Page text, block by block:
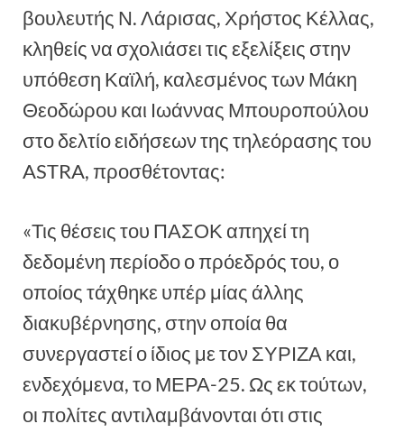
βουλευτής Ν. Λάρισας, Χρήστος Κέλλας,
κληθείς να σχολιάσει τις εξελίξεις στην
υπόθεση Καϊλή, καλεσμένος των Μάκη
Θεοδώρου και Ιωάννας Μπουροπούλου
στο δελτίο ειδήσεων της τηλεόρασης του
ASTRA, προσθέτοντας:
«Τις θέσεις του ΠΑΣΟΚ απηχεί τη
δεδομένη περίοδο ο πρόεδρός του, ο
οποίος τάχθηκε υπέρ μίας άλλης
διακυβέρνησης, στην οποία θα
συνεργαστεί ο ίδιος με τον ΣΥΡΙΖΑ και,
ενδεχόμενα, το ΜΕΡΑ-25. Ως εκ τούτων,
οι πολίτες αντιλαμβάνονται ότι στις